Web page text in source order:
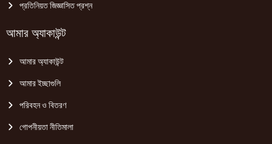
প্রতিনিয়ত জিজ্ঞাসিত প্রশ্ন
আমার অ্যাকাউন্ট
আমার অ্যাকাউন্ট
আমার ইচ্ছাগুলি
পরিবহন ও বিতরণ
গোপনীয়তা নীতিমালা